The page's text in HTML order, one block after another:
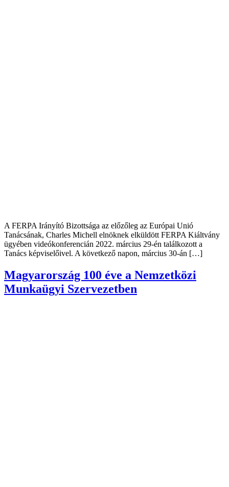
A FERPA Irányító Bizottsága az előzőleg az Európai Unió
Tanácsának, Charles Michell elnöknek elküldött FERPA Kiáltvány
ügyében videókonferencián 2022. március 29-én találkozott a
Tanács képviselőivel. A következő napon, március 30-án […]
Magyarország 100 éve a Nemzetközi
Munkaügyi Szervezetben